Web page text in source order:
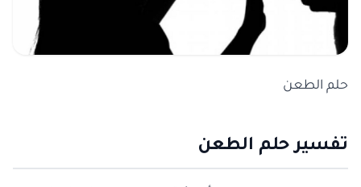
حلم الطعن
تفسير حلم الطعن